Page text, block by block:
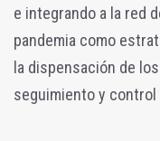
e integrando a la red
pandemia como
la dispensación de
seguimiento y control